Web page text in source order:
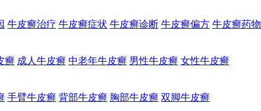
牛皮癣治疗 牛皮癣症状 牛皮癣诊断 牛皮癣偏方 牛皮癣药物
癣 成人牛皮癣 中老年牛皮癣 男性牛皮癣 女性牛皮癣
手臂牛皮癣 背部牛皮癣 胸部牛皮癣 双脚牛皮癣